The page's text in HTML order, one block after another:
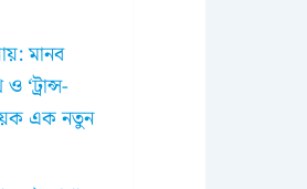
মানব
‘ট্রান্স-
এক নতুন